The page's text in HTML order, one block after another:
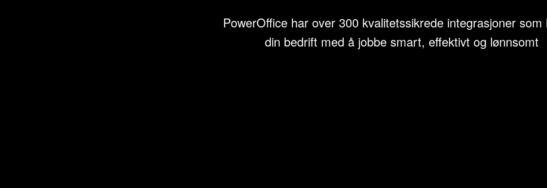
PowerOffice har over 300 kvalitetssikrede integrasjoner som
din bedrift med å jobbe smart, effektivt og lønnsomt